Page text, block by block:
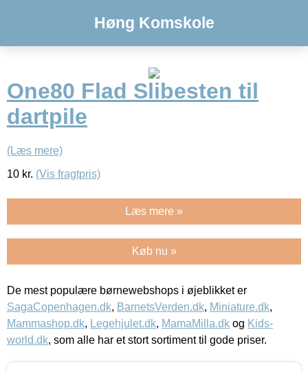
Høng Komskole
One80 Flad Slibesten til
dartpile
(Læs mere)
10 kr. (Vis fragtpris)
Læs mere »
Køb nu »
De mest populære børnewebshops i øjeblikket er
SagaCopenhagen.dk, BarnetsVerden.dk, Miniature.dk,
Mammashop.dk, Legehjulet.dk, MamaMilla.dk og Kids-
world.dk, som alle har et stort sortiment til gode priser.